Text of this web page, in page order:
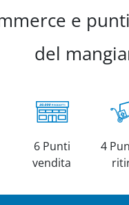
e
del
6 Punti
vendita
4